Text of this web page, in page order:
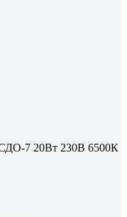
7 20Вт 230В 6500К